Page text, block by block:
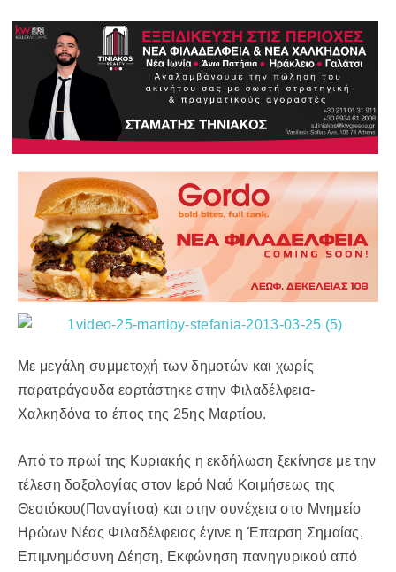
Με μεγάλη συμμετοχή των δημοτών και χωρίς
παρατράγουδα εορτάστηκε στην Φιλαδέλφεια-
Χαλκηδόνα το έπος της 25ης Μαρτίου.
Από το πρωί της Κυριακής η εκδήλωση ξεκίνησε με την
τέλεση δοξολογίας στον Ιερό Ναό Κοιμήσεως της
Θεοτόκου(Παναγίτσα) και στην συνέχεια στο Μνημείο
Ηρώων Νέας Φιλαδέλφειας έγινε η Έπαρση Σημαίας,
Επιμνημόσυνη Δέηση, Εκφώνηση πανηγυρικού από